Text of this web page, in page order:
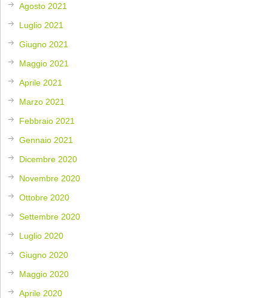
Agosto 2021
Luglio 2021
Giugno 2021
Maggio 2021
Aprile 2021
Marzo 2021
Febbraio 2021
Gennaio 2021
Dicembre 2020
Novembre 2020
Ottobre 2020
Settembre 2020
Luglio 2020
Giugno 2020
Maggio 2020
Aprile 2020